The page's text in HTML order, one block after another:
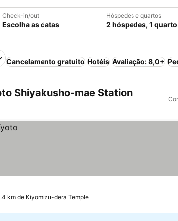
Check-in/out
Escolha as datas
Hóspedes e quartos
2 hóspedes, 1 quarto.
Station
Cancelamento gratuito Hotéis Avaliação: 8,0+
Shiyakusho-mae Station
km de Kiyomizu-dera Temple